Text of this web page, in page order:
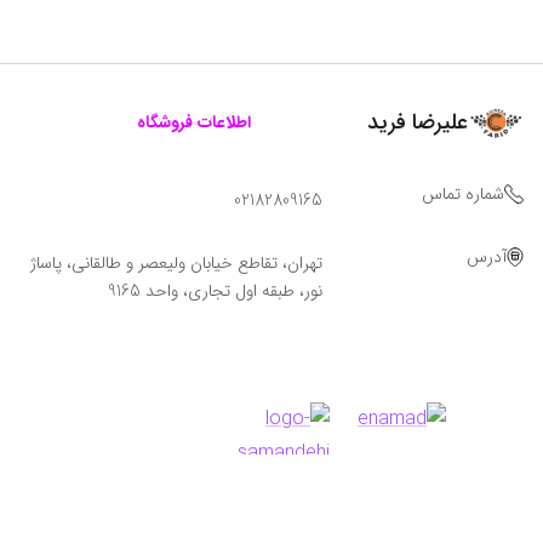
علیرضا فرید اطلاعات فروشگاه
شماره تماس 02182809165
آدرس
تهران، تقاطع خیابان ولیعصر و طالقانی، پاساژ
نور، طبقه اول تجاری، واحد 9165